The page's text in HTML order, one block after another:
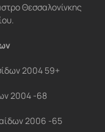
Θεσσαλονίνκης
2004 59+
2004 -68
2006 -65